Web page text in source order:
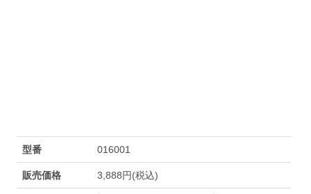
型番 016001
販売価格 3,888円(税込)